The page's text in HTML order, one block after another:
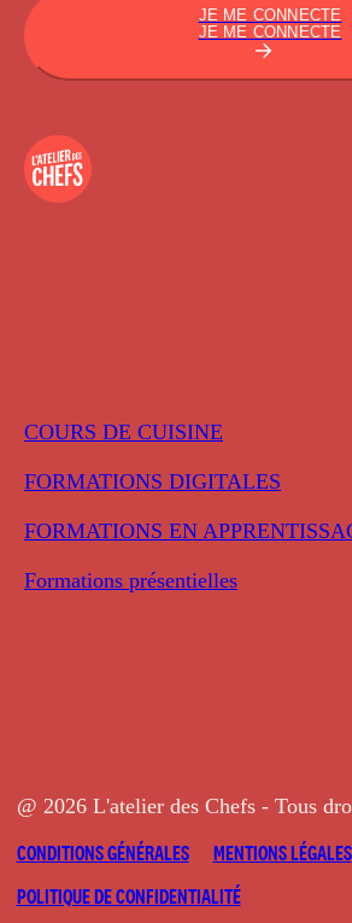
COURS DE CUISINE
FORMATIONS DIGITALES
FORMATIONS EN
Formations présentielles
JE ME CONNECTE
JE ME CONNECTE
@ 2026 L'atelier des Chefs - Tous
CONDITIONS GÉNÉRALES
MENTIONS LÉGALES
POLITIQUE DE CONFIDENTIALITÉ